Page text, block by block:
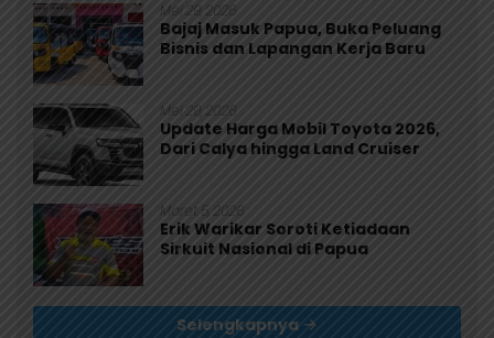
Mei 29, 2026
Bajaj Masuk Papua, Buka Peluang
Bisnis dan Lapangan Kerja Baru
Mei 29, 2026
Update Harga Mobil Toyota 2026,
Dari Calya hingga Land Cruiser
Maret 5, 2026
Erik Warikar Soroti Ketiadaan
Sirkuit Nasional di Papua
Selengkapnya